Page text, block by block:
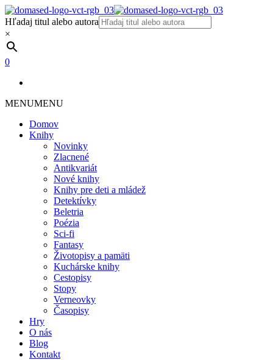
Hľadaj titul alebo autora
×
0
MENUMENU
Domov
Knihy
Novinky
Zlacnené
Antikvariát
Nové knihy
Knihy pre deti a mládež
Detektívky
Beletria
Poézia
Sci-fi
Fantasy
Životopisy a pamäti
Kuchárske knihy
Cestopisy
Stopy
Verneovky
Časopisy
Hry
O nás
Blog
Kontakt